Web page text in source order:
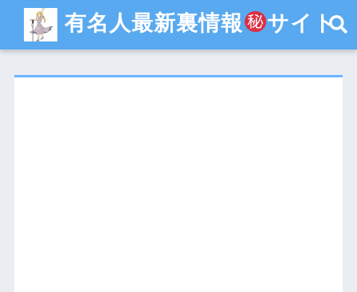
有名人最新裏情報 サイト